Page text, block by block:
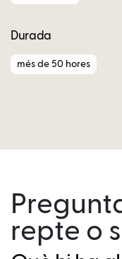
Durada
més de 50 hores
repte o